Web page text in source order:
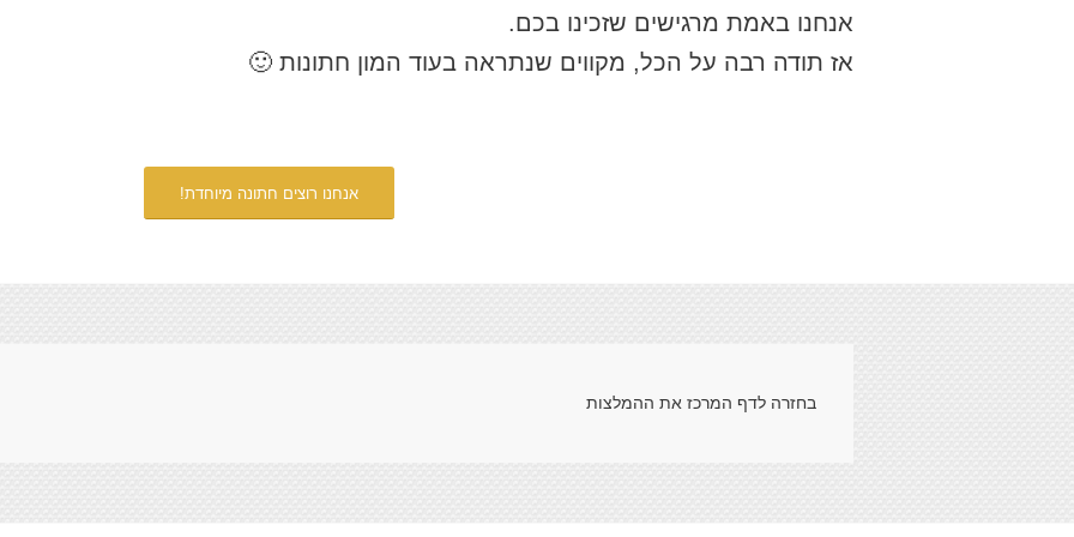
אנחנו באמת מרגישים שזכינו בכם.
אז תודה רבה על הכל, מקווים שנתראה בעוד המון חתונות 🙂
אנחנו רוצים חתונה מיוחדת!
בחזרה לדף המרכז את ההמלצות